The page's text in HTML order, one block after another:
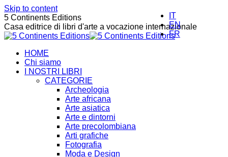
Skip to content
IT
EN
FR
5 Continents Editions
Casa editrice di libri d'arte a vocazione internazionale
HOME
Chi siamo
I NOSTRI LIBRI
CATEGORIE
Archeologia
Arte africana
Arte asiatica
Arte e dintorni
Arte precolombiana
Arti grafiche
Fotografia
Moda e Design